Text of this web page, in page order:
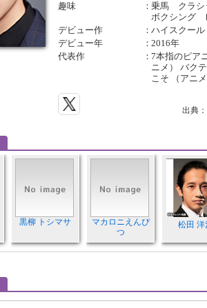
趣味
：乗馬 クラシ
ボクシング
デビュー作
：ハイスクール
デビュー年
：2016年
代表作
：7本指のピア
ニメ） バク
こそ （アニメ
出典
黒柳 トシマサ
マカロニえんぴ
つ
松田 洋